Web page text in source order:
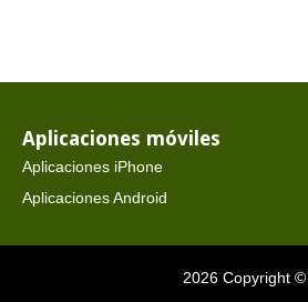
Aplicaciones móviles
Aplicaciones iPhone
Aplicaciones Android
2026 Copyright ©